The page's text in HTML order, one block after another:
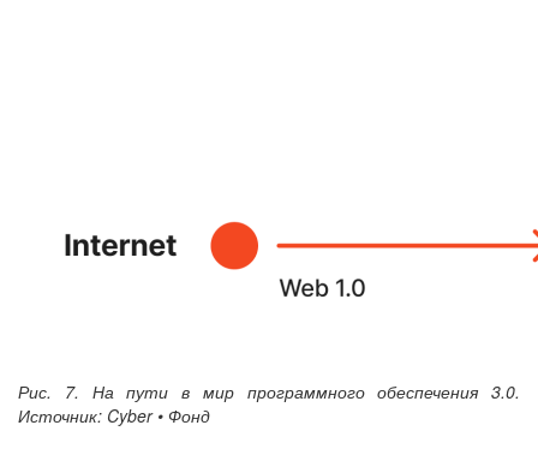
Рис. 7. На пути в мир программного обеспечения 3.0.
Источник: Cyber • Фонд